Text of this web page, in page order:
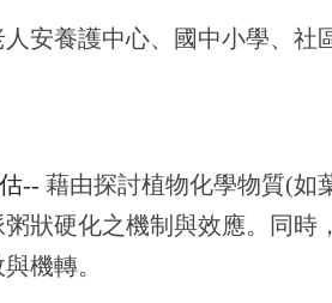
安養護中心、國中小學、
-- 藉由探討植物化學物質(如
狀硬化之機制與效應。同
機轉。